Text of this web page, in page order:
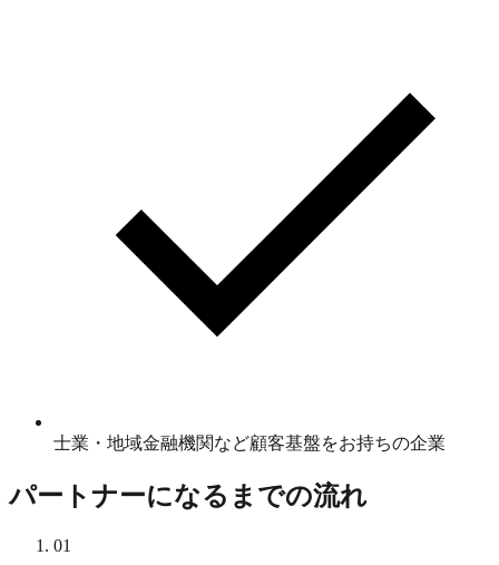
士業・地域金融機関など顧客基盤をお持ちの企業
パートナーになるまでの流れ
01